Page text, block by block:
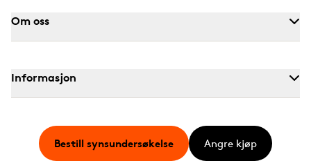
Om oss
Informasjon
Bestill synsundersøkelse Angre kjøp